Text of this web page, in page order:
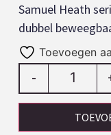
Samuel Heath
dubbel
Toevoegen
-